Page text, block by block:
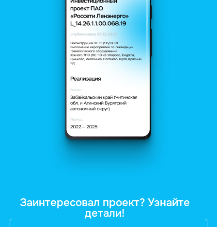
Заинтересовал проект? Узнайте
детали!